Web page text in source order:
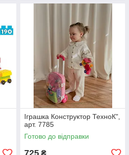
Іграшка Конструктор ТехноК",
арт. 7785
Готово до відправки
725 ₴